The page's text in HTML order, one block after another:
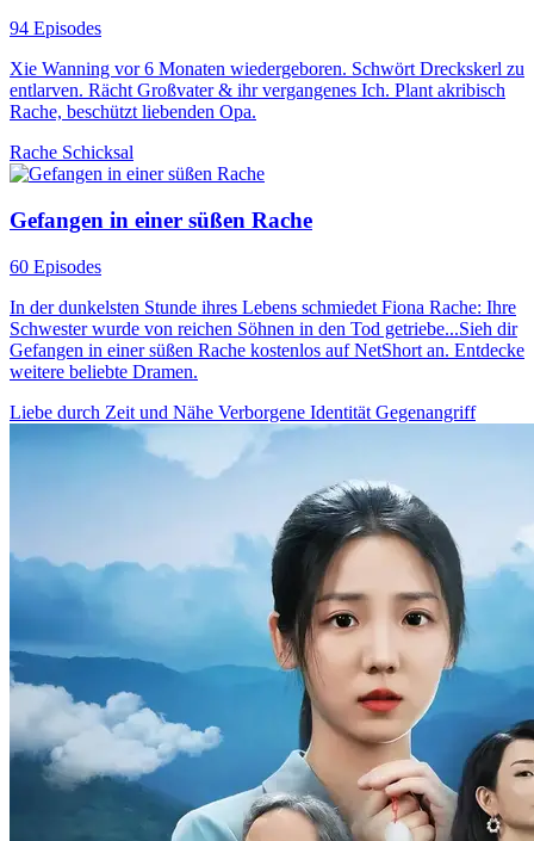
94 Episodes
Xie Wanning vor 6 Monaten wiedergeboren. Schwört Dreckskerl zu
entlarven. Rächt Großvater & ihr vergangenes Ich. Plant akribisch
Rache, beschützt liebenden Opa.
Rache Schicksal
Gefangen in einer süßen Rache
60 Episodes
In der dunkelsten Stunde ihres Lebens schmiedet Fiona Rache: Ihre
Schwester wurde von reichen Söhnen in den Tod getriebe...Sieh dir
Gefangen in einer süßen Rache kostenlos auf NetShort an. Entdecke
weitere beliebte Dramen.
Liebe durch Zeit und Nähe Verborgene Identität Gegenangriff